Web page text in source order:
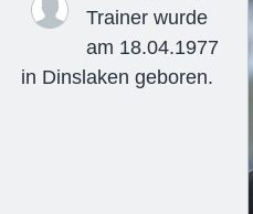
Trainer wurde
am 18.04.1977
in Dinslaken geboren.